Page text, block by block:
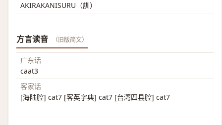
AKIRAKANISURU（訓）
方言读音 （旧版简文）
广东话
caat3
客家话
[海陆腔] cat7 [客英字典] cat7 [台湾四县腔] cat7